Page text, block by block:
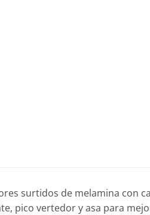
surtidos de melamina con
pico vertedor y asa para